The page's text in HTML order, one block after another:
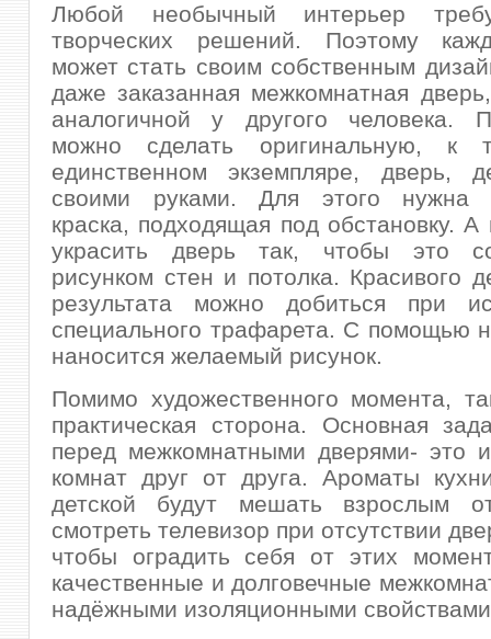
Любой необычный интерьер
творческих решений. Поэтому
может стать своим собственным
даже заказанная межкомнатная
аналогичной у другого человека.
можно сделать оригинальную,
единственном экземпляре, дверь,
своими руками. Для этого нужна
краска, подходящая под обстановку.
украсить дверь так, чтобы это
рисунком стен и потолка. Красивого
результата можно добиться при
специального трафарета. С помощью
наносится желаемый рисунок.
Помимо художественного момента,
практическая сторона. Основная
перед межкомнатными дверями- это
комнат друг от друга. Ароматы
детской будут мешать взрослым
смотреть телевизор при отсутствии
чтобы оградить себя от этих
качественные и долговечные
надёжными изоляционными